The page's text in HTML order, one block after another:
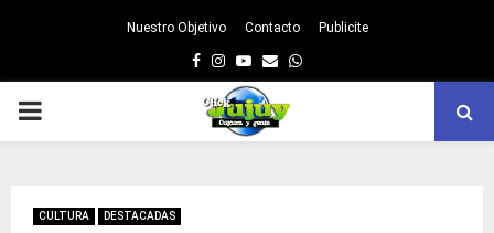
Nuestro Objetivo Contacto Publicite
Facebook
Instagram
Youtube
EmailWhatsapp
PRIMARY
CULTURA DESTACADAS